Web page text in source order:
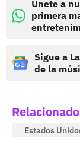
Únete a
primera
Sigue a
de la
Estados